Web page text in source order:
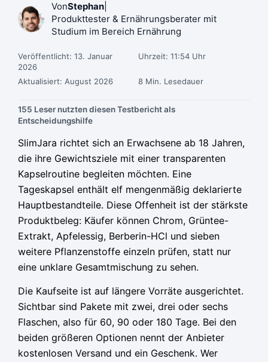
VonStephan
Produkttester & Ernährungsberater mit
Studium im Bereich Ernährung
Veröffentlicht: 13. Januar
2026
Uhrzeit: 11:54 Uhr
Aktualisiert: August 2026 8 Min. Lesedauer
155 Leser nutzten diesen Testbericht als
Entscheidungshilfe
SlimJara richtet sich an Erwachsene ab 18 Jahren,
die ihre Gewichtsziele mit einer transparenten
Kapselroutine begleiten möchten. Eine
Tageskapsel enthält elf mengenmäßig deklarierte
Hauptbestandteile. Diese Offenheit ist der stärkste
Produktbeleg: Käufer können Chrom, Grüntee-
Extrakt, Apfelessig, Berberin-HCl und sieben
weitere Pflanzenstoffe einzeln prüfen, statt nur
eine unklare Gesamtmischung zu sehen.
Die Kaufseite ist auf längere Vorräte ausgerichtet.
Sichtbar sind Pakete mit zwei, drei oder sechs
Flaschen, also für 60, 90 oder 180 Tage. Bei den
beiden größeren Optionen nennt der Anbieter
kostenlosen Versand und ein Geschenk. Wer
Ursprünglicher
Preis
war:
79,00 €
Aktueller
Preis
ist:
49,00 €.
Ursprünglicher
Preis
war:
79,00 €
Aktueller
Preis
ist:
49,00 €.
Ursprünglicher
Preis
war:
79,00 €
Aktueller
Preis
ist:
49,00 €.